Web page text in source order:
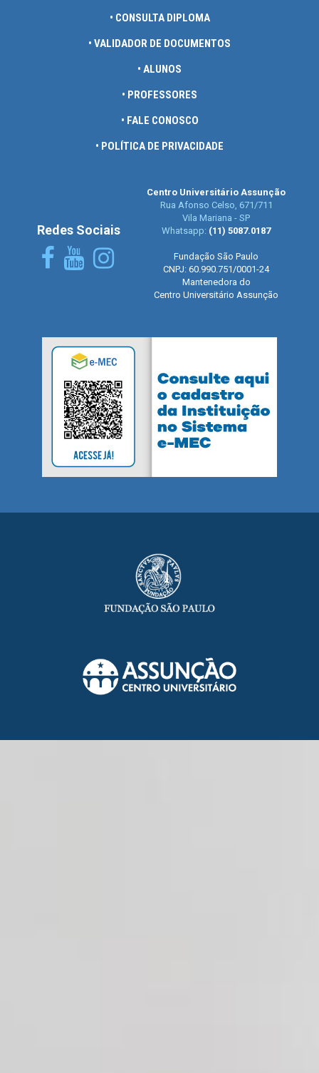
• CONSULTA DIPLOMA
• VALIDADOR DE DOCUMENTOS
• ALUNOS
• PROFESSORES
• FALE CONOSCO
• POLÍTICA DE PRIVACIDADE
Redes Sociais
Centro Universitário Assunção
Rua Afonso Celso, 671/711
Vila Mariana - SP
Whatsapp: (11) 5087.0187
Fundação São Paulo
CNPJ: 60.990.751/0001-24
Mantenedora do
Centro Universitário Assunção